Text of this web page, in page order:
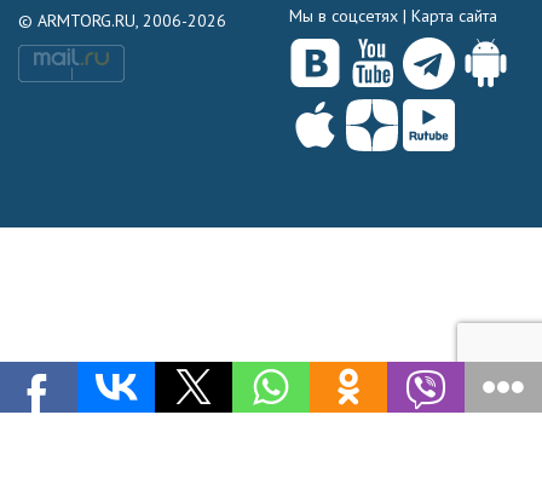
© ARMTORG.RU, 2006-2026 Мы в соцсетях | Карта сайта